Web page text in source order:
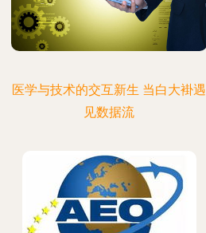
医学与技术的交互新生 当白大褂遇
见数据流